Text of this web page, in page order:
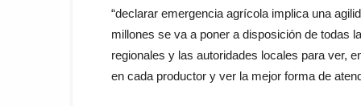
“declarar emergencia agrícola implica una
millones se va a poner a disposición de todas
regionales y las autoridades locales para ver,
en cada productor y ver la mejor forma de